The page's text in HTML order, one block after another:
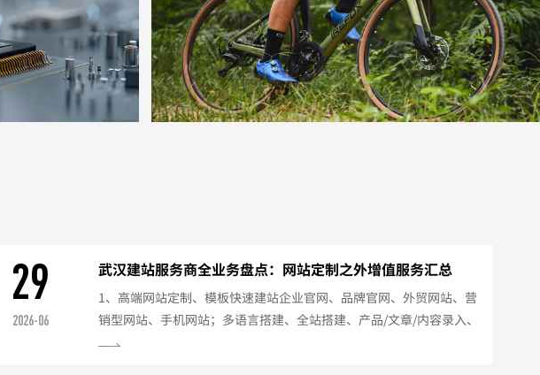
VERSATILE ALL-AROUND BIKE
29
2026-06
武汉建站服务商全业务盘点：网站定制之外增值服务汇总
1、高端网站定制、模板快速建站企业官网、品牌官网、外贸网站、营
销型网站、手机网站；多语言搭建、全站搭建、产品/文章/内容录入、
备案配置；2、小程序制作1天专业制作小程序；70+行业，468套模板